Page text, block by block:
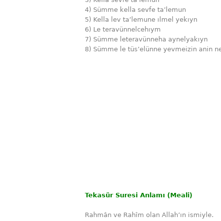
4) Sümme kella sevfe ta’lemun
5) Kella lev ta’lemune ılmel yekıyn
6) Le teravünnelcehıym
7) Sümme leteravünneha aynelyakıyn
8) Sümme le tüs’elünne yevmeizin anin
Tekasür Suresi Anlamı (Meali)
Rahmân ve Rahîm olan Allah’ın ismiyle.